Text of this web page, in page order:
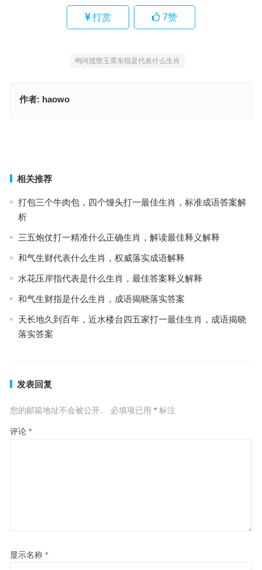
打赏 7赞
鸣珂揽辔玉霄东指是代表什么生肖
作者: haowo
相关推荐
打包三个牛肉包，四个馒头打一最佳生肖，标准成语答案解
析
三五炮仗打一精准什么正确生肖，解读最佳释义解释
和气生财代表什么生肖，权威落实成语解释
水花压岸指代表是什么生肖，最佳答案释义解释
和气生财指是什么生肖，成语揭晓落实答案
天长地久到百年，近水楼台四五家打一最佳生肖，成语揭晓
落实答案
发表回复
您的邮箱地址不会被公开。 必填项已用 *标注
评论 *
显示名称 *